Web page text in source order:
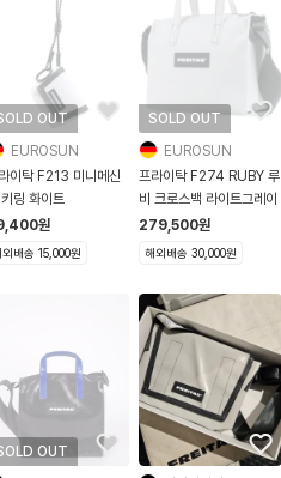
OUT
EUROSUN
이탁 F213 미니메신
링 화이트
원
외배송 15,000원
SOLD OUT
EUROSUN
프라이탁 F274 RUBY 루
비 크로스백 라이트그레이
279,500원
해외배송 30,000원
OUT